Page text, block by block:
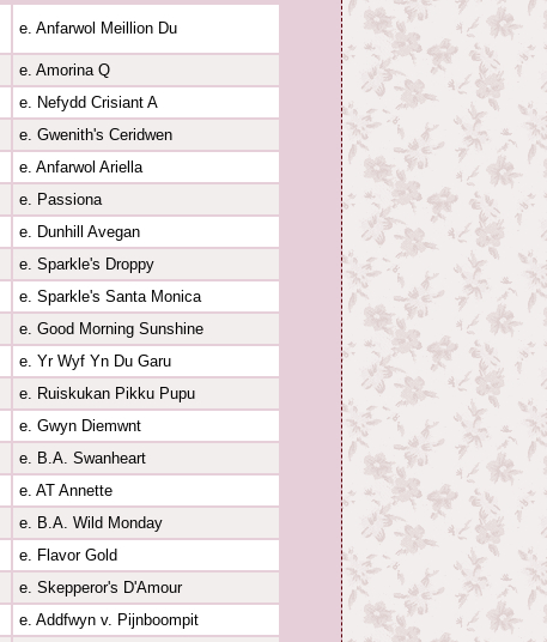
e. Anfarwol Meillion Du
e. Amorina Q
e. Nefydd Crisiant A
e. Gwenith's Ceridwen
e. Anfarwol Ariella
e. Passiona
e. Dunhill Avegan
e. Sparkle's Droppy
e. Sparkle's Santa Monica
e. Good Morning Sunshine
e. Yr Wyf Yn Du Garu
e. Ruiskukan Pikku Pupu
e. Gwyn Diemwnt
e. B.A. Swanheart
e. AT Annette
e. B.A. Wild Monday
e. Flavor Gold
e. Skepperor's D'Amour
e. Addfwyn v. Pijnboompit